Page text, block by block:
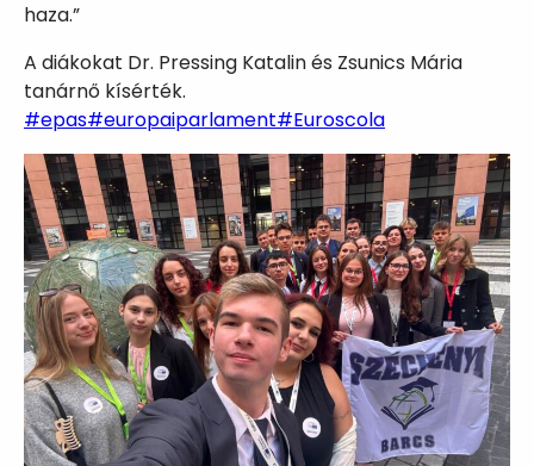
haza.”
A diákokat Dr. Pressing Katalin és Zsunics Mária
tanárnő kísérték.
#epas#europaiparlament#Euroscola